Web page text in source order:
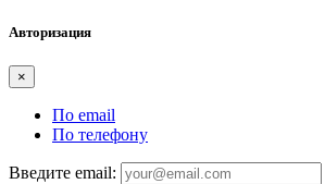
Авторизация
×
По email
По телефону
Введите email: